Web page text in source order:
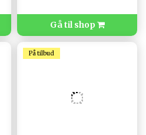
Gå til shop
På tilbud